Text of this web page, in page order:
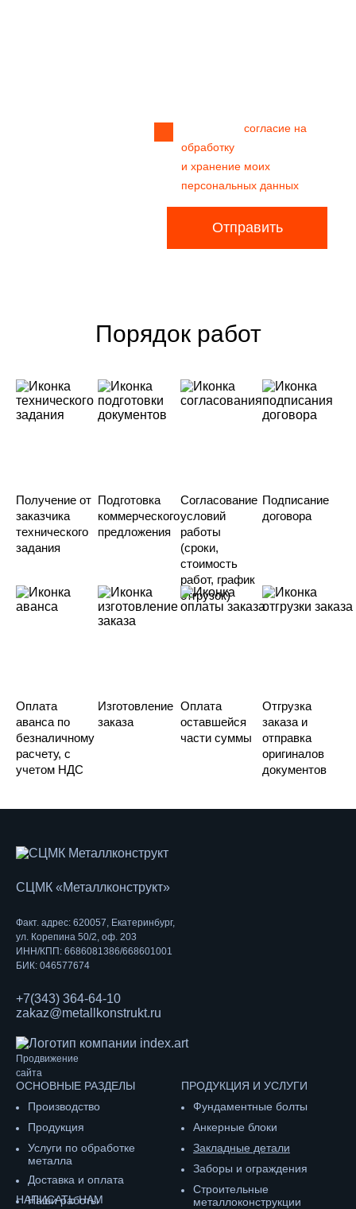
Я даю своёсогласие на
обработку
и хранение моих
персональных данных
Отправить
Порядок работ
Получение от
заказчика
технического
задания
Подготовка
коммерческого
предложения
Согласование
условий
работы
(сроки,
стоимость
работ, график
отгрузок)
Подписание
договора
Оплата
аванса по
безналичному
расчету, с
учетом НДС
Изготовление
заказа
Оплата
оставшейся
части суммы
Отгрузка
заказа и
отправка
оригиналов
документов
СЦМК «Металлконструкт»
Факт. адрес: 620057, Екатеринбург,
ул. Корепина 50/2, оф. 203
ИНН/КПП: 6686081386/668601001
БИК: 046577674
+7(343) 364-64-10
zakaz@metallkonstrukt.ru
Продвижение
сайта
ОСНОВНЫЕ РАЗДЕЛЫ
Производство
Продукция
Услуги по обработке
металла
Доставка и оплата
Наши работы
ПРОДУКЦИЯ И УСЛУГИ
Фундаментные болты
Анкерные блоки
Закладные детали
Заборы и ограждения
Строительные
металлоконструкции
НАПИСАТЬ НАМ